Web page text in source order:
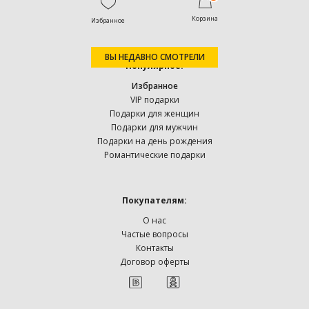
увлечениям вашего чада.
Популярное:
Избранное
VIP подарки
Подарки для женщин
Подарки для мужчин
Подарки на день рождения
Романтические подарки
Покупателям:
О нас
Частые вопросы
Контакты
Договор оферты
Избранное Корзина
ВЫ НЕДАВНО СМОТРЕЛИ